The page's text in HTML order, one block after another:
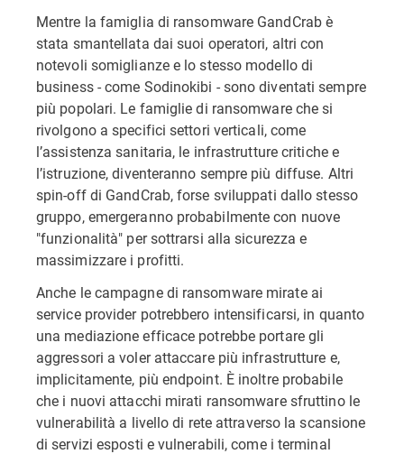
Mentre la famiglia di ransomware GandCrab è
stata smantellata dai suoi operatori, altri con
notevoli somiglianze e lo stesso modello di
business - come Sodinokibi - sono diventati sempre
più popolari. Le famiglie di ransomware che si
rivolgono a specifici settori verticali, come
l’assistenza sanitaria, le infrastrutture critiche e
l’istruzione, diventeranno sempre più diffuse. Altri
spin-off di GandCrab, forse sviluppati dallo stesso
gruppo, emergeranno probabilmente con nuove
"funzionalità" per sottrarsi alla sicurezza e
massimizzare i profitti.
Anche le campagne di ransomware mirate ai
service provider potrebbero intensificarsi, in quanto
una mediazione efficace potrebbe portare gli
aggressori a voler attaccare più infrastrutture e,
implicitamente, più endpoint. È inoltre probabile
che i nuovi attacchi mirati ransomware sfruttino le
vulnerabilità a livello di rete attraverso la scansione
di servizi esposti e vulnerabili, come i terminal